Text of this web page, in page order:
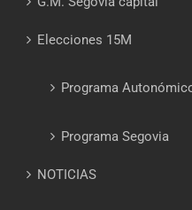
Elecciones 15M
Programa
Programa Segovia
NOTICIAS